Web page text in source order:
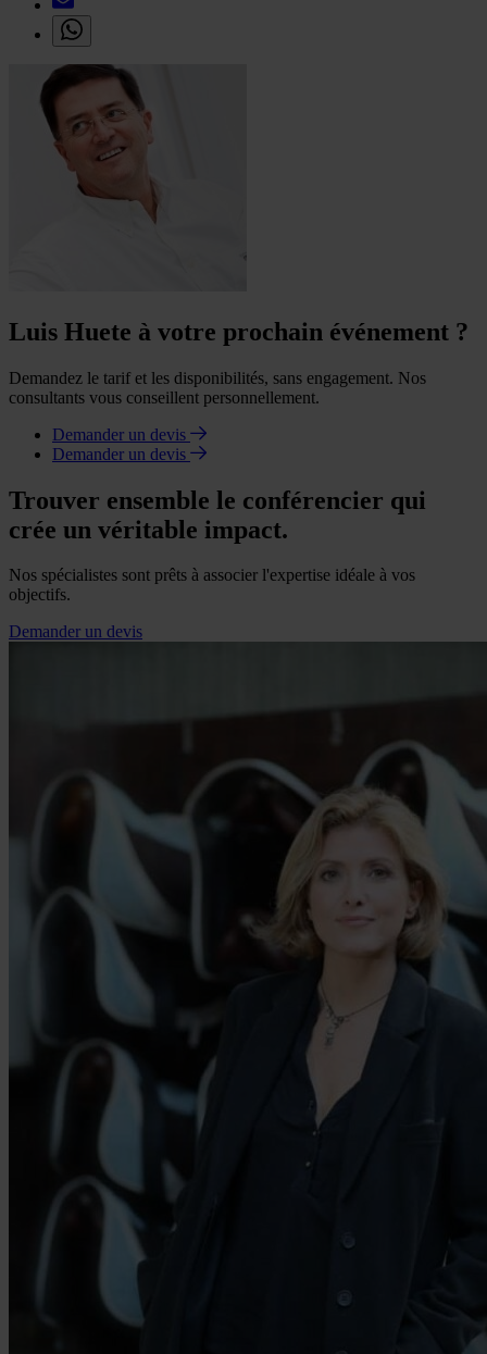
Luis Huete à votre prochain événement ?
Demandez le tarif et les disponibilités, sans engagement. Nos
consultants vous conseillent personnellement.
Demander un devis
Demander un devis
Trouver ensemble le conférencier qui
crée un véritable impact.
Nos spécialistes sont prêts à associer l'expertise idéale à vos
objectifs.
Demander un devis